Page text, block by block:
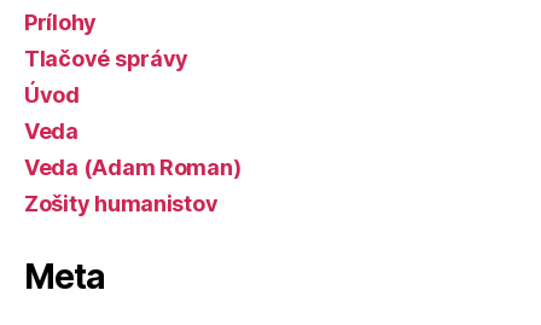
Prílohy
Tlačové správy
Úvod
Veda
Veda (Adam Roman)
Zošity humanistov
Meta